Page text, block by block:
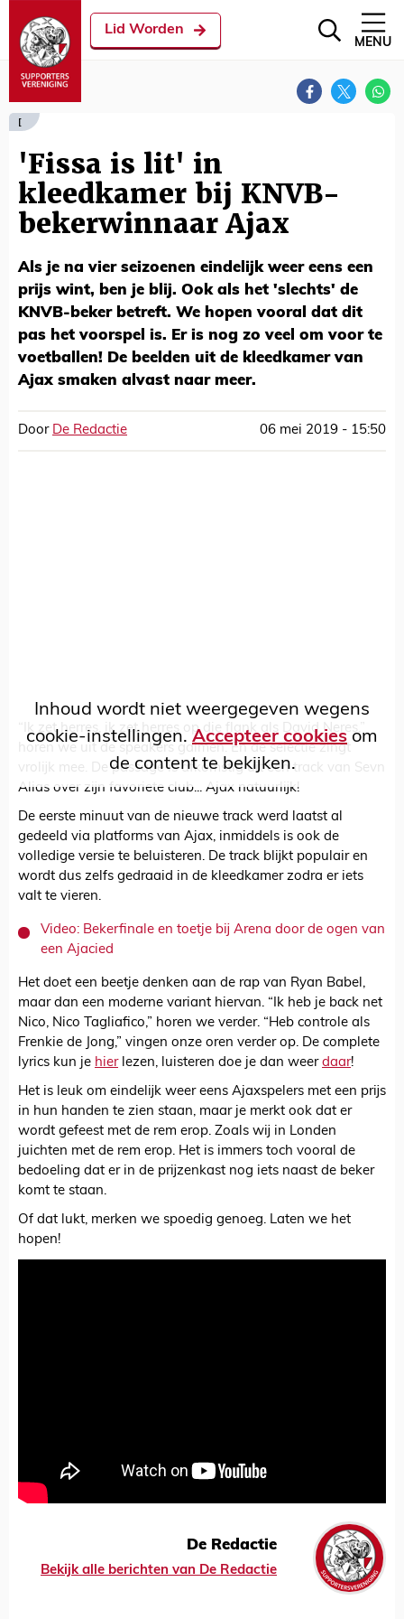
Lid Worden
MENU
[
'Fissa is lit' in
kleedkamer bij KNVB-
bekerwinnaar Ajax
Als je na vier seizoenen eindelijk weer eens een
prijs wint, ben je blij. Ook als het 'slechts' de
KNVB-beker betreft. We hopen vooral dat dit
pas het voorspel is. Er is nog zo veel om voor te
voetballen! De beelden uit de kleedkamer van
Ajax smaken alvast naar meer.
Door De Redactie 06 mei 2019 - 15:50
Inhoud wordt niet weergegeven wegens
cookie-instellingen.Accepteer cookiesom
de content te bekijken.
“Ik zet herres, ik zet herres op die flank als David Neres,”
horen we uit de speakers galmen. En de selectie zingt
vrolijk mee. De passage is afkomstig uit een track van Sevn
Alias over zijn favoriete club... Ajax natuurlijk!
De eerste minuut van de nieuwe track werd laatst al
gedeeld via platforms van Ajax, inmiddels is ook de
volledige versie te beluisteren. De track blijkt populair en
wordt dus zelfs gedraaid in de kleedkamer zodra er iets
valt te vieren.
Video: Bekerfinale en toetje bij Arena door de ogen van
een Ajacied
Het doet een beetje denken aan de rap van Ryan Babel,
maar dan een moderne variant hiervan. “Ik heb je back net
Nico, Nico Tagliafico,” horen we verder. “Heb controle als
Frenkie de Jong,” vingen onze oren verder op. De complete
lyrics kun je hierlezen, luisteren doe je dan weer daar!
Het is leuk om eindelijk weer eens Ajaxspelers met een prijs
in hun handen te zien staan, maar je merkt ook dat er
wordt gefeest met de rem erop. Zoals wij in Londen
juichten met de rem erop. Het is immers toch vooral de
bedoeling dat er in de prijzenkast nog iets naast de beker
komt te staan.
Of dat lukt, merken we spoedig genoeg. Laten we het
hopen!
De Redactie
Bekijk alle berichten van De Redactie